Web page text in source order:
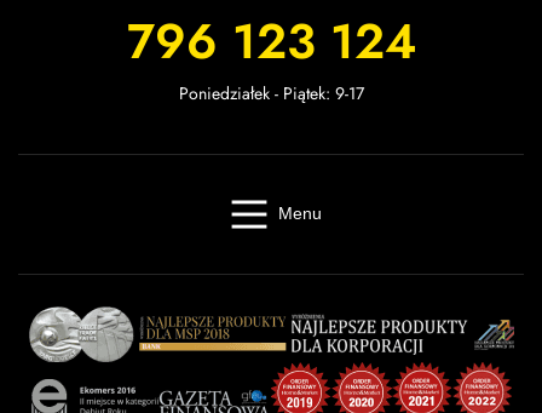
796 123 124
Poniedziałek - Piątek: 9-17
Menu
Baza wiedzyKontaktKalkulator odsetekMiastaPartnerzyFAQRegulaminOWU